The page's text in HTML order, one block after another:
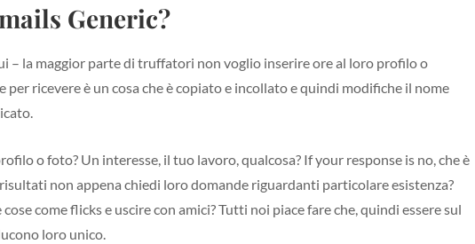
Generic?
– la maggior parte di truffatori non voglio inserire ore al loro profilo o
ricevere è un cosa che è copiato e incollato e quindi modifiche il nome
o foto? Un interesse, il tuo lavoro, qualcosa? If your response is no, che è
non appena chiedi loro domande riguardanti particolare esistenza?
come flicks e uscire con amici? Tutti noi piace fare che, quindi essere sul
loro unico.